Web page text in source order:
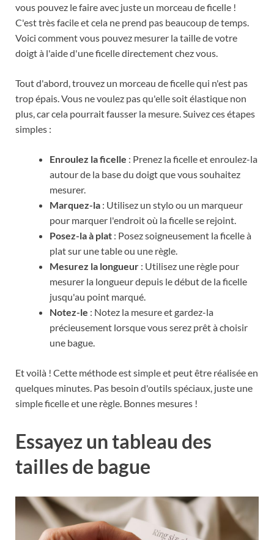
vous pouvez le faire avec juste un morceau de ficelle !
C'est très facile et cela ne prend pas beaucoup de temps.
Voici comment vous pouvez mesurer la taille de votre
doigt à l'aide d'une ficelle directement chez vous.
Tout d'abord, trouvez un morceau de ficelle qui n'est pas
trop épais. Vous ne voulez pas qu'elle soit élastique non
plus, car cela pourrait fausser la mesure. Suivez ces étapes
simples :
Enroulez la ficelle : Prenez la ficelle et enroulez-la
autour de la base du doigt que vous souhaitez
mesurer.
Marquez-la : Utilisez un stylo ou un marqueur
pour marquer l'endroit où la ficelle se rejoint.
Posez-la à plat : Posez soigneusement la ficelle à
plat sur une table ou une règle.
Mesurez la longueur : Utilisez une règle pour
mesurer la longueur depuis le début de la ficelle
jusqu'au point marqué.
Notez-le : Notez la mesure et gardez-la
précieusement lorsque vous serez prêt à choisir
une bague.
Et voilà ! Cette méthode est simple et peut être réalisée en
quelques minutes. Pas besoin d'outils spéciaux, juste une
simple ficelle et une règle. Bonnes mesures !
Essayez un tableau des
tailles de bague